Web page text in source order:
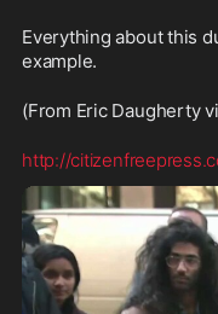
Everything about this
example.
(From Eric Daugherty
http://